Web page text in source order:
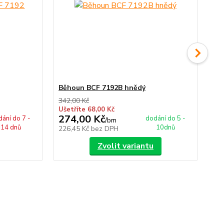
do 7 -
14 dnů
Běhoun BCF 7192B hnědý
342,00 Kč
Ušetříte 68,00 Kč
274,00 Kč/bm
226,45 Kč bez DPH
dodání do 5 -
10dnů
Zvolit variantu